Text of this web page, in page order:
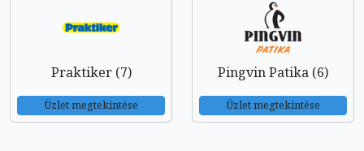
Praktiker (7)
Üzlet megtekintése
Pingvin Patika (6)
Üzlet megtekintése